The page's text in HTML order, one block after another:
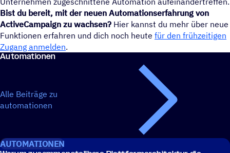
Bist du bereit, mit der neuen Automationserfahrung von
ActiveCampaign zu wachsen? Hier kannst du mehr über neue
Funktionen erfahren und dich noch heute für den frühzeitigen
Zugang anmelden.
Auto­ma­tio­nen
Alle Beiträge zu
automationen
AUTOMATIONEN